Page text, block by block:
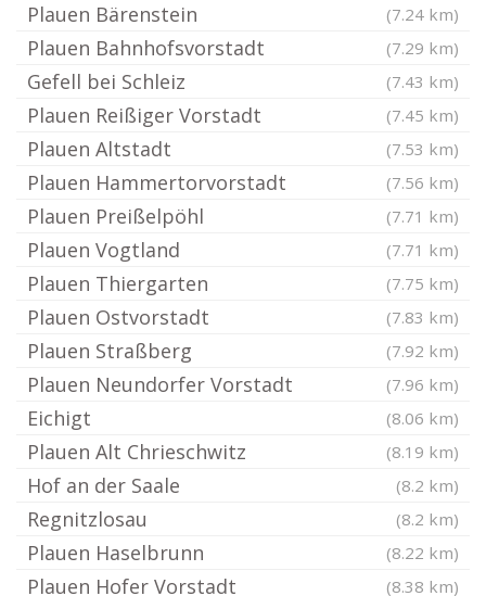
Plauen Bärenstein (7.24 km)
Plauen Bahnhofsvorstadt (7.29 km)
Gefell bei Schleiz (7.43 km)
Plauen Reißiger Vorstadt (7.45 km)
Plauen Altstadt (7.53 km)
Plauen Hammertorvorstadt (7.56 km)
Plauen Preißelpöhl (7.71 km)
Plauen Vogtland (7.71 km)
Plauen Thiergarten (7.75 km)
Plauen Ostvorstadt (7.83 km)
Plauen Straßberg (7.92 km)
Plauen Neundorfer Vorstadt (7.96 km)
Eichigt (8.06 km)
Plauen Alt Chrieschwitz (8.19 km)
Hof an der Saale (8.2 km)
Regnitzlosau (8.2 km)
Plauen Haselbrunn (8.22 km)
Plauen Hofer Vorstadt (8.38 km)